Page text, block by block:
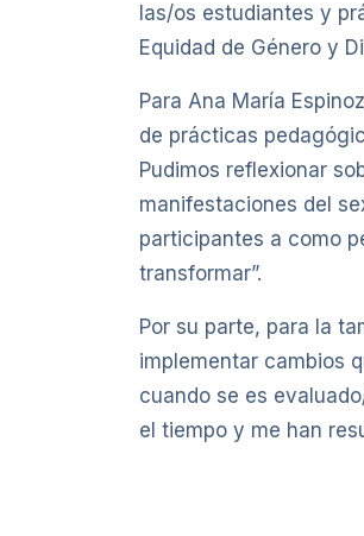
las/os estudiantes y
Equidad de Género y
Para Ana María
de prácticas
Pudimos reflexionar
manifestaciones del
participantes a como
transformar”.
Por su parte, para la
implementar cambios
cuando se es
el tiempo y me han